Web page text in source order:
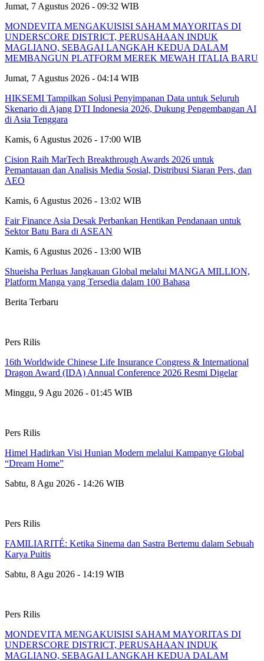
Jumat, 7 Agustus 2026 - 09:32 WIB
MONDEVITA MENGAKUISISI SAHAM MAYORITAS DI
UNDERSCORE DISTRICT, PERUSAHAAN INDUK
MAGLIANO, SEBAGAI LANGKAH KEDUA DALAM
MEMBANGUN PLATFORM MEREK MEWAH ITALIA BARU
Jumat, 7 Agustus 2026 - 04:14 WIB
HIKSEMI Tampilkan Solusi Penyimpanan Data untuk Seluruh
Skenario di Ajang DTI Indonesia 2026, Dukung Pengembangan AI
di Asia Tenggara
Kamis, 6 Agustus 2026 - 17:00 WIB
Cision Raih MarTech Breakthrough Awards 2026 untuk
Pemantauan dan Analisis Media Sosial, Distribusi Siaran Pers, dan
AEO
Kamis, 6 Agustus 2026 - 13:02 WIB
Fair Finance Asia Desak Perbankan Hentikan Pendanaan untuk
Sektor Batu Bara di ASEAN
Kamis, 6 Agustus 2026 - 13:00 WIB
Shueisha Perluas Jangkauan Global melalui MANGA MILLION,
Platform Manga yang Tersedia dalam 100 Bahasa
Berita Terbaru
Pers Rilis
16th Worldwide Chinese Life Insurance Congress & International
Dragon Award (IDA) Annual Conference 2026 Resmi Digelar
Minggu, 9 Agu 2026 - 01:45 WIB
Pers Rilis
Himel Hadirkan Visi Hunian Modern melalui Kampanye Global
“Dream Home”
Sabtu, 8 Agu 2026 - 14:26 WIB
Pers Rilis
FAMILIARITÉ: Ketika Sinema dan Sastra Bertemu dalam Sebuah
Karya Puitis
Sabtu, 8 Agu 2026 - 14:19 WIB
Pers Rilis
MONDEVITA MENGAKUISISI SAHAM MAYORITAS DI
UNDERSCORE DISTRICT, PERUSAHAAN INDUK
MAGLIANO, SEBAGAI LANGKAH KEDUA DALAM